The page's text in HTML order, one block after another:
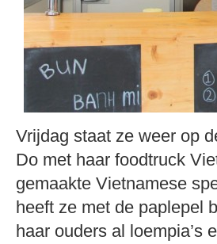
Vrijdag staat ze weer op
Do met haar foodtruck
gemaakte Vietnamese
heeft ze met de paplepel
haar ouders al loempia’s